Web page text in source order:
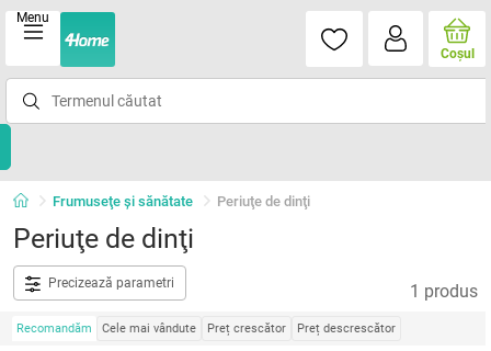
Menu
Coşul
Frumuseţe şi sănătate Periuţe de dinţi
Periuţe de dinţi
Precizează parametri 1 produs
Recomandăm Cele mai vândute Preț crescător Preț descrescător